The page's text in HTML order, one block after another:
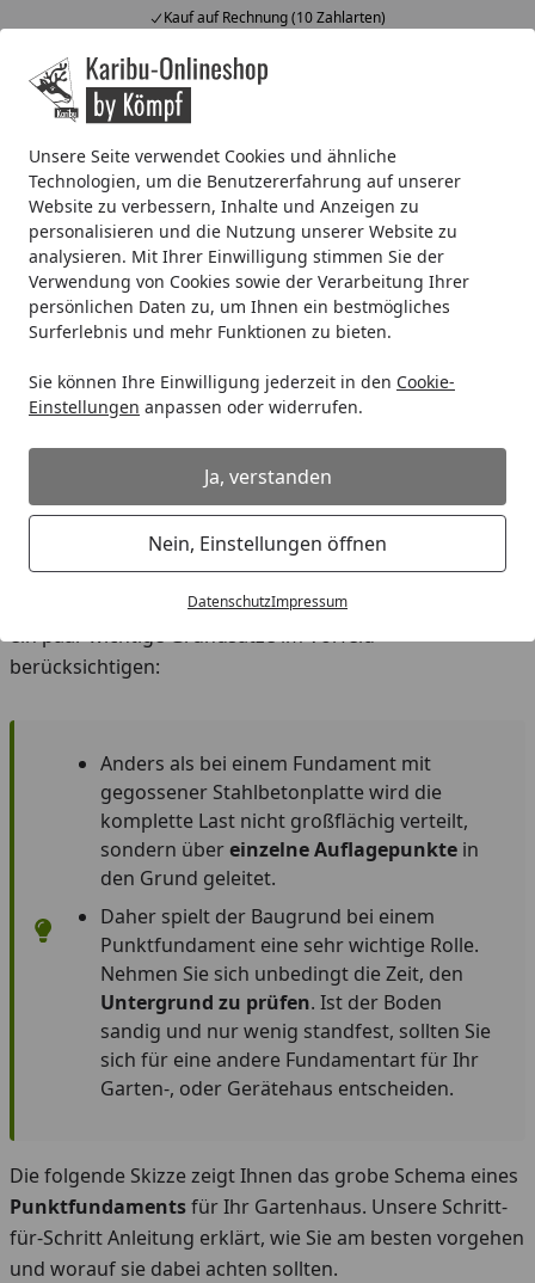
Unsere Seite verwendet Cookies und ähnliche
Technologien, um die Benutzererfahrung auf unserer
Website zu verbessern, Inhalte und Anzeigen zu
personalisieren und die Nutzung unserer Website zu
analysieren. Mit Ihrer Einwilligung stimmen Sie der
Verwendung von Cookies sowie der Verarbeitung Ihrer
persönlichen Daten zu, um Ihnen ein bestmögliches
Surferlebnis und mehr Funktionen zu bieten.
Sie können Ihre Einwilligung jederzeit in den Cookie-
Einstellungen anpassen oder widerrufen.
Ja, verstanden
Nein, Einstellungen öffnen
DatenschutzImpressum
Kauf auf Rechnung (10 Zahlarten)
Alle Produkte
Mein Konto
Startseite
Punktfundament
Das Punktfundament – die
komfortable Lösung für
Gartenhäuser
Lesezeit: 3 min.
Erstellt am: 15.01.2019
sicheren Stand hat, nehmen Sie sich ausreichend Zeit für
die Fundamenterstellung. Nichts ist ärgerlicher, als das
Bauvorhaben abzubrechen oder zu verschieben, weil
das Fundament die Ansprüche nicht erfüllt.
Entscheiden Sie sich für ein Punktfundament sollten Sie
ein paar wichtige Grundsätze im Vorfeld
berücksichtigen:
Anders als bei einem Fundament mit
gegossener Stahlbetonplatte wird die
komplette Last nicht großflächig verteilt,
sondern übereinzelne Auflagepunkte in
den Grund geleitet.
Daher spielt der Baugrund bei einem
Punktfundament eine sehr wichtige Rolle.
Nehmen Sie sich unbedingt die Zeit, den
Untergrund zu prüfen. Ist der Boden
sandig und nur wenig standfest, sollten Sie
sich für eine andere Fundamentart für Ihr
Garten-, oder Gerätehaus entscheiden.
Die folgende Skizze zeigt Ihnen das grobe Schema eines
Punktfundamentsfür Ihr Gartenhaus. Unsere Schritt-
für-Schritt Anleitung erklärt, wie Sie am besten vorgehen
und worauf sie dabei achten sollten.